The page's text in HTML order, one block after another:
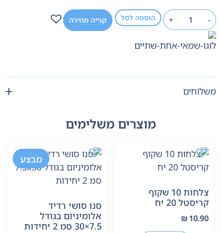
-
+ הוספה לסל קנייה מהירה
משלוחים
מוצרים משלימים
צלחות 10 שקוף
קריסטל 20 יח
₪10.90
-20%
מבצע
סנו סושי רדיד
אלומיניום בגודל
7.5×30 סמ 2 יחידות